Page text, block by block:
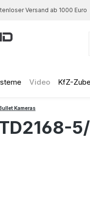
Versand ab 1000 Euro
Video KfZ-
Kameras